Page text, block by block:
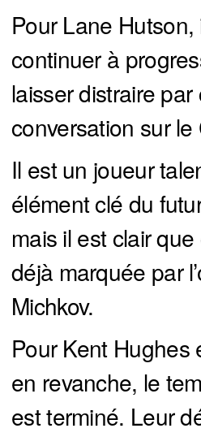
Pour Lane Hutson,
continuer à
laisser distraire par
conversation sur le
Il est un joueur
élément clé du
mais il est clair
déjà marquée par
Michkov.
Pour Kent Hughes
en revanche, le
est terminé. Leur